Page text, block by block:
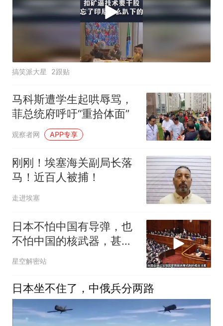
搞笑派大星 2跟贴
马科斯遭学生起哄辱骂，
菲总统府呼吁“重拾体面”
观察者网 APP专享
刚刚！埃塞海关副局长落
马！近百人被捕！
走进埃塞
日本不怕中国有导弹，也
不怕中国的核武器，甚至
不怕中国的稀土制裁
星空解密站
日本坐不住了，中俄兵分两路